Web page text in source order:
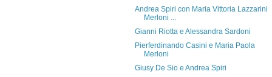
Andrea Spiri con Maria Vittoria Lazzarini
Merloni ...
Gianni Riotta e Alessandra Sardoni
Pierferdinando Casini e Maria Paola
Merloni
Giusy De Sio e Andrea Spiri